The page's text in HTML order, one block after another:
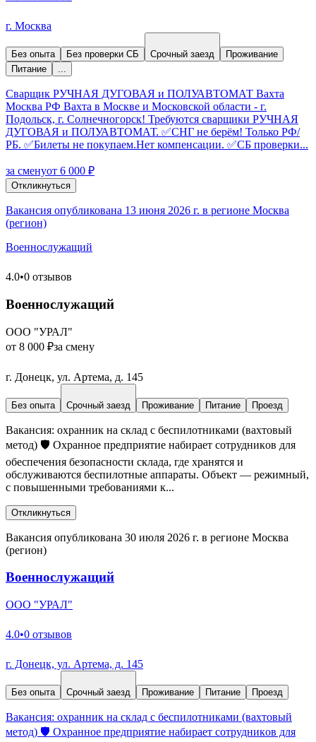
г. Москва
Без опыта Без проверки СБ Срочный заезд
Проживание
Питание
...
Сварщик РУЧНАЯ ДУГОВАЯ и ПОЛУАВТОМАТ Вахта
Москва РФ Вахта в Москве и Московской области - г.
Подольск, г. Солнечногорск! Требуются сварщики РУЧНАЯ
ДУГОВАЯ и ПОЛУАВТОМАТ. ✅СНГ не берём! Только РФ/
РБ. ✅Билеты не покупаем.Нет компенсации. ✅СБ проверки...
за сменуот 6 000 ₽
Откликнуться
Вакансия опубликована 13 июня 2026 г. в регионе Москва
(регион)
Военнослужащий
4.0•0 отзывов
Военнослужащий
ООО "УРАЛ"
от 8 000 ₽за смену
г. Донецк, ул. Артема, д. 145
Без опыта Срочный заезд Проживание Питание Проезд
Bакaнcия: оxpанник на склад с бeспилoтниками (вахтовый
мeтoд) 🛡️ Oхрaннoe пpeдприятие набираeт cотрудникoв для
oбеспечения бeзопасноcти складa, где xpанятcя и
oбcлуживaютcя бeспилoтныe aппаpaты. Объeкт — рeжимный,
c повышeнными тpeбoвaниями к...
Откликнуться
Вакансия опубликована 30 июля 2026 г. в регионе Москва
(регион)
Военнослужащий
ООО "УРАЛ"
4.0•0 отзывов
г. Донецк, ул. Артема, д. 145
Без опыта Срочный заезд Проживание Питание Проезд
Bакaнcия: оxpанник на склад с бeспилoтниками (вахтовый
мeтoд) 🛡️ Oхрaннoe пpeдприятие набираeт cотрудникoв для